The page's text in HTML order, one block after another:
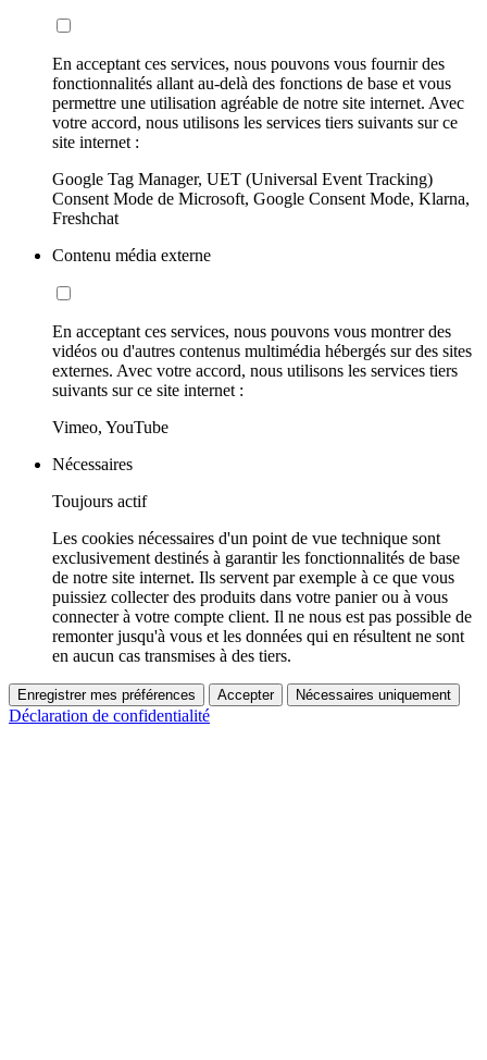
En acceptant ces services, nous pouvons vous fournir des
fonctionnalités allant au-delà des fonctions de base et vous
permettre une utilisation agréable de notre site internet. Avec
votre accord, nous utilisons les services tiers suivants sur ce
site internet :
Google Tag Manager, UET (Universal Event Tracking)
Consent Mode de Microsoft, Google Consent Mode, Klarna,
Freshchat
Contenu média externe
En acceptant ces services, nous pouvons vous montrer des
vidéos ou d'autres contenus multimédia hébergés sur des sites
externes. Avec votre accord, nous utilisons les services tiers
suivants sur ce site internet :
Vimeo, YouTube
Nécessaires
Toujours actif
Les cookies nécessaires d'un point de vue technique sont
exclusivement destinés à garantir les fonctionnalités de base
de notre site internet. Ils servent par exemple à ce que vous
puissiez collecter des produits dans votre panier ou à vous
connecter à votre compte client. Il ne nous est pas possible de
remonter jusqu'à vous et les données qui en résultent ne sont
en aucun cas transmises à des tiers.
Enregistrer mes préférences Accepter Nécessaires uniquement
Déclaration de confidentialité